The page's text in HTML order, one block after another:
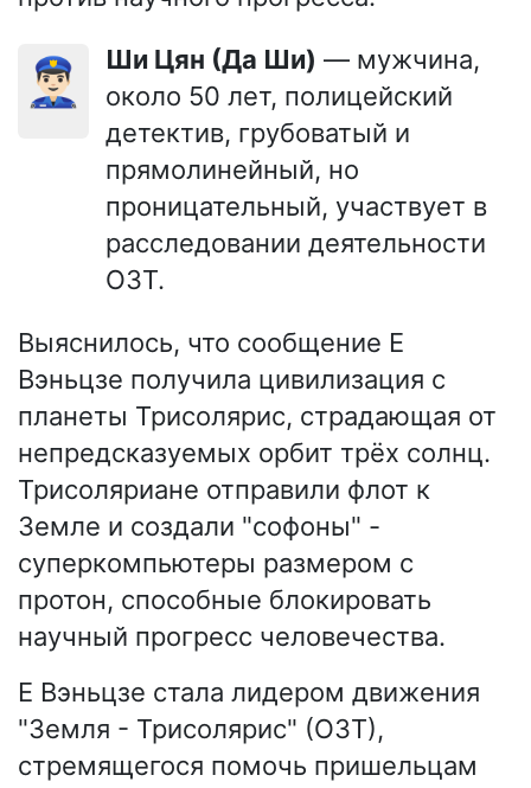
👮🏻‍♂️ Ши Цян (Да Ши) — мужчина,
около 50 лет, полицейский
детектив, грубоватый и
прямолинейный, но
проницательный, участвует в
расследовании деятельности
ОЗТ.
Выяснилось, что сообщение Е
Вэньцзе получила цивилизация с
планеты Трисолярис, страдающая от
непредсказуемых орбит трёх солнц.
Трисоляриане отправили флот к
Земле и создали "софоны" -
суперкомпьютеры размером с
протон, способные блокировать
научный прогресс человечества.
Е Вэньцзе стала лидером движения
"Земля - Трисолярис" (ОЗТ),
стремящегося помочь пришельцам